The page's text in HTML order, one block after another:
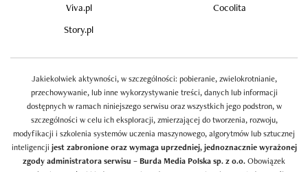
Viva.pl
Cocolita
Story.pl
Jakiekolwiek aktywności, w szczególności: pobieranie, zwielokrotnianie,
przechowywanie, lub inne wykorzystywanie treści, danych lub informacji
dostępnych w ramach niniejszego serwisu oraz wszystkich jego podstron, w
szczególności w celu ich eksploracji, zmierzającej do tworzenia, rozwoju,
modyfikacji i szkolenia systemów uczenia maszynowego, algorytmów lub sztucznej
inteligencji jest zabronione oraz wymaga uprzedniej, jednoznacznie wyrażonej
zgody administratora serwisu – Burda Media Polska sp. z o.o.Obowiązek